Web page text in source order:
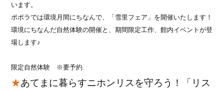
います。
ポポラでは環境月間にちなんで、「雪里フェア」を開催いたします！
環境にちなんだ自然体験の開催と、期間限定工作、館内イベントが登
場します♪
限定自然体験 ※要予約
★あてまに暮らすニホンリスを守ろう！「リス